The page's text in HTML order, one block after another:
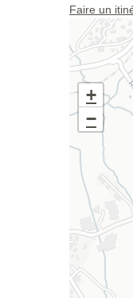
Faire un
+
−